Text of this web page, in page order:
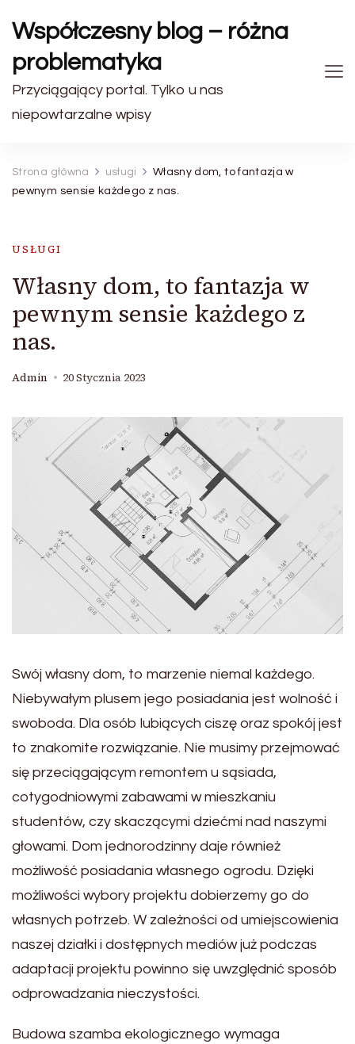
Współczesny blog – różna
problematyka
Przyciągający portal. Tylko u nas
niepowtarzalne wpisy
Strona główna usługi
Własny dom, to fantazja w
pewnym sensie każdego z nas.
USŁUGI
Własny dom, to fantazja w
pewnym sensie każdego z
nas.
Admin 20 Stycznia 2023
Swój własny dom, to marzenie niemal każdego.
Niebywałym plusem jego posiadania jest wolność i
swoboda. Dla osób lubiących ciszę oraz spokój jest
to znakomite rozwiązanie. Nie musimy przejmować
się przeciągającym remontem u sąsiada,
cotygodniowymi zabawami w mieszkaniu
studentów, czy skaczącymi dziećmi nad naszymi
głowami. Dom jednorodzinny daje również
możliwość posiadania własnego ogrodu. Dzięki
możliwości wybory projektu dobierzemy go do
własnych potrzeb. W zależności od umiejscowienia
naszej działki i dostępnych mediów już podczas
adaptacji projektu powinno się uwzględnić sposób
odprowadzania nieczystości.
Budowa szamba ekologicznego wymaga